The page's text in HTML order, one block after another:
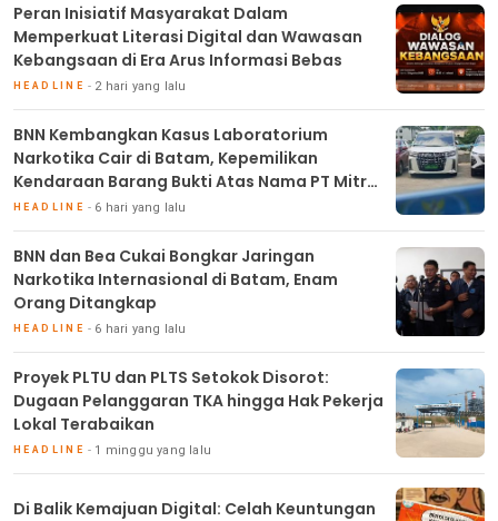
Peran Inisiatif Masyarakat Dalam
Memperkuat Literasi Digital dan Wawasan
Kebangsaan di Era Arus Informasi Bebas
HEADLINE 2 hari yang lalu
BNN Kembangkan Kasus Laboratorium
Narkotika Cair di Batam, Kepemilikan
Kendaraan Barang Bukti Atas Nama PT Mitra
Usaha Properti
HEADLINE 6 hari yang lalu
BNN dan Bea Cukai Bongkar Jaringan
Narkotika Internasional di Batam, Enam
Orang Ditangkap
HEADLINE 6 hari yang lalu
Proyek PLTU dan PLTS Setokok Disorot:
Dugaan Pelanggaran TKA hingga Hak Pekerja
Lokal Terabaikan
HEADLINE 1 minggu yang lalu
Di Balik Kemajuan Digital: Celah Keuntungan